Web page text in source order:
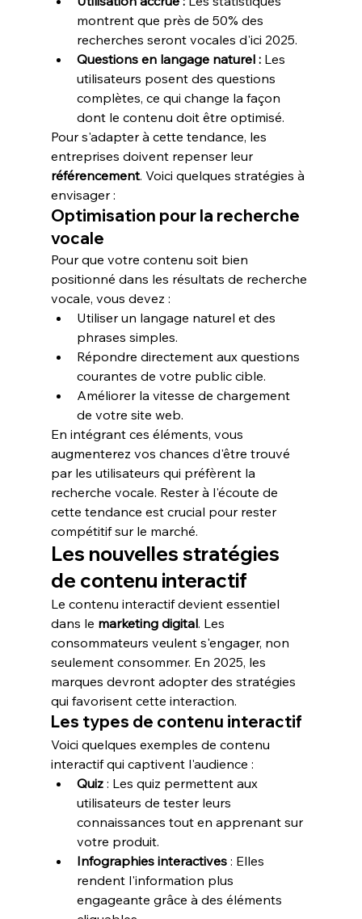
montrent que près de 50% des
recherches seront vocales d'ici 2025.
Questions en langage naturel : Les
utilisateurs posent des questions
complètes, ce qui change la façon
dont le contenu doit être optimisé.
Pour s'adapter à cette tendance, les
entreprises doivent repenser leur
référencement. Voici quelques stratégies à
envisager :
Optimisation pour la recherche
vocale
Pour que votre contenu soit bien
positionné dans les résultats de recherche
vocale, vous devez :
Utiliser un langage naturel et des
phrases simples.
Répondre directement aux questions
courantes de votre public cible.
Améliorer la vitesse de chargement
de votre site web.
En intégrant ces éléments, vous
augmenterez vos chances d'être trouvé
par les utilisateurs qui préfèrent la
recherche vocale. Rester à l'écoute de
cette tendance est crucial pour rester
compétitif sur le marché.
Les nouvelles stratégies
de contenu interactif
Le contenu interactif devient essentiel
dans le marketing digital. Les
consommateurs veulent s'engager, non
seulement consommer. En 2025, les
marques devront adopter des stratégies
qui favorisent cette interaction.
Les types de contenu interactif
Voici quelques exemples de contenu
interactif qui captivent l'audience :
Quiz : Les quiz permettent aux
utilisateurs de tester leurs
connaissances tout en apprenant sur
votre produit.
Infographies interactives : Elles
rendent l'information plus
engageante grâce à des éléments